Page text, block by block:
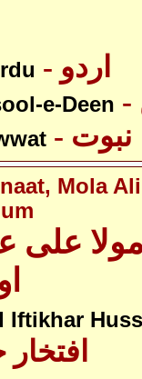
- اردو
e-Deen
- نبوت
Mola
علی
Iftikhar